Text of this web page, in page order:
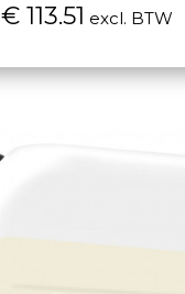
€ 113.51 excl. BTW